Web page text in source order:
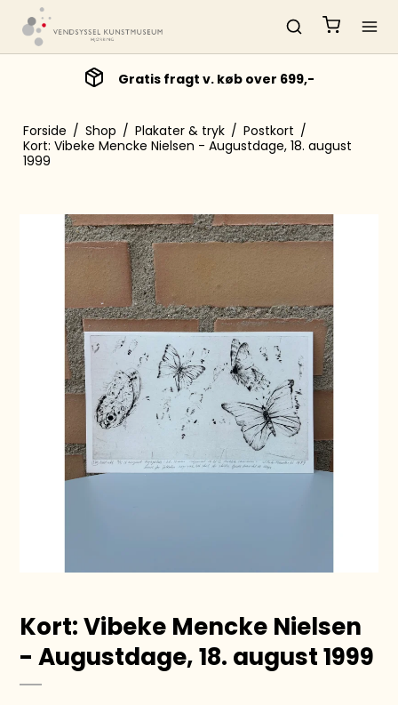
Gratis fragt v. køb over 699,-
Forside / Shop / Plakater & tryk / Postkort /
Kort: Vibeke Mencke Nielsen - Augustdage, 18. august
1999
Kort: Vibeke Mencke Nielsen
- Augustdage, 18. august 1999